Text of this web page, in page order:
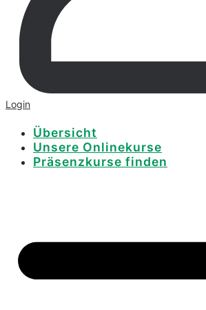
Login
Übersicht
Unsere Onlinekurse
Präsenzkurse finden